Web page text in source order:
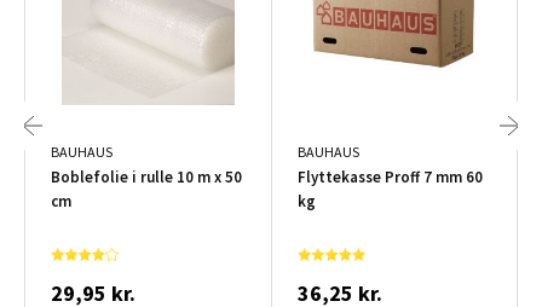
BAUHAUS
Boblefolie i rulle 10 m x 50
cm
29,95 kr.
BAUHAUS
Flyttekasse Proff 7 mm 60
kg
36,25 kr.